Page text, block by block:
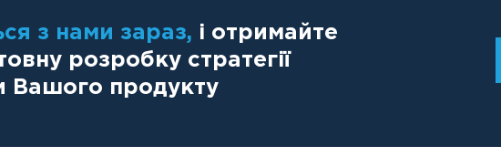
з нами зараз, і отримайте
розробку стратегії
Вашого продукту